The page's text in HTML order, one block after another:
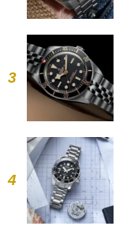
3
4